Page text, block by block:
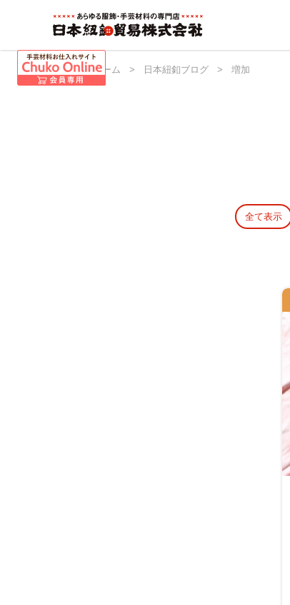
日本紐釦 ホーム > 日本紐釦ブログ > 増加
全て表示